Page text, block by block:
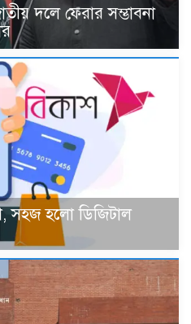
দলে ফেরার সম্ভাবনা
সহজ হলো ডিজিটাল